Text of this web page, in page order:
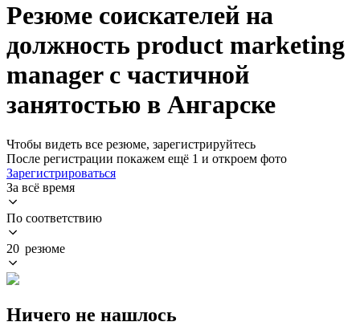
Резюме соискателей на
должность product marketing
manager с частичной
занятостью в Ангарске
Чтобы видеть все резюме, зарегистрируйтесь
После регистрации покажем ещё 1 и откроем фото
Зарегистрироваться
За всё время
По соответствию
20 резюме
Ничего не нашлось